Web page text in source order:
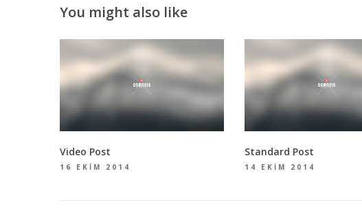
You might also like
Video Post
16 EKIM 2014
Standard Post
14 EKIM 2014